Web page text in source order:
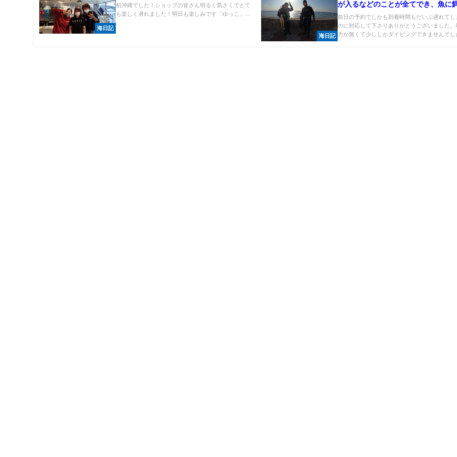
海日記
初沖縄でした！ショップの皆さん明るく気さくでとて
も楽しく潜れました！明日も楽しみです「ゆっこ」...
海日記
が入るなどのことが全てでき、魚に
げる体験も楽しめて今まで一番楽し
ビングでした！
前日の予約でしかも到着時間もだいぶ遅れてし
のに対応して下さりありがとうございました。
力が無くて少ししかダイビングできませんでし